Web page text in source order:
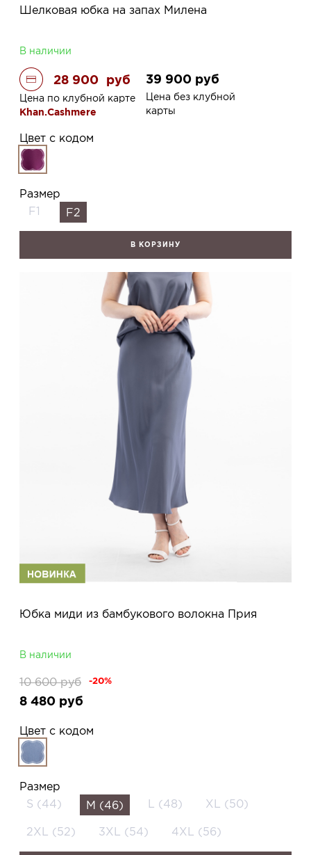
Шелковая юбка на запах Милена
В наличии
28 900 руб
Цена по клубной карте
Khan.Cashmere
39 900 руб
Цена без клубной
карты
Цвет с кодом
Размер
F1
F2
В КОРЗИНУ
Юбка миди из бамбукового волокна Прия
В наличии
10 600 руб -20%
8 480 руб
Цвет с кодом
Размер
S (44)
M (46) L (48) XL (50)
2XL (52) 3XL (54) 4XL (56)